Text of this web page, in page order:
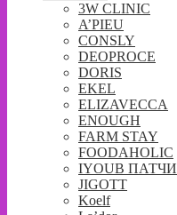
3W CLINIC
A’PIEU
CONSLY
DEOPROCE
DORIS
EKEL
ELIZAVECCA
ENOUGH
FARM STAY
FOODAHOLIC
IYOUB ПАТЧИ
JIGOTT
Koelf